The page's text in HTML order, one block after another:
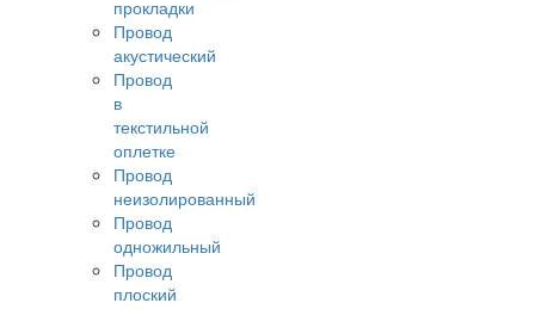
прокладки
Провод
акустический
Провод
в
текстильной
оплетке
Провод
неизолированный
Провод
одножильный
Провод
плоский